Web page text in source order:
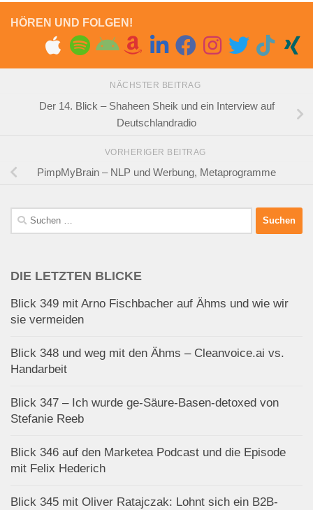
HÖREN UND FOLGEN!
NÄCHSTER BEITRAG
Der 14. Blick – Shaheen Sheik und ein Interview auf
Deutschlandradio
VORHERIGER BEITRAG
PimpMyBrain – NLP und Werbung, Metaprogramme
Suchen
nach:
DIE LETZTEN BLICKE
Blick 349 mit Arno Fischbacher auf Ähms und wie wir
sie vermeiden
Blick 348 und weg mit den Ähms – Cleanvoice.ai vs.
Handarbeit
Blick 347 – Ich wurde ge-Säure-Basen-detoxed von
Stefanie Reeb
Blick 346 auf den Marketea Podcast und die Episode
mit Felix Hederich
Blick 345 mit Oliver Ratajczak: Lohnt sich ein B2B-